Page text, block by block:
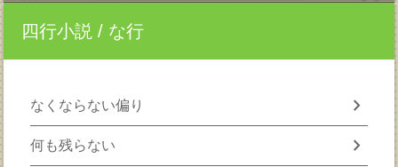
四行小説 / な行
なくならない偏り chevron_right
何も残らない chevron_right